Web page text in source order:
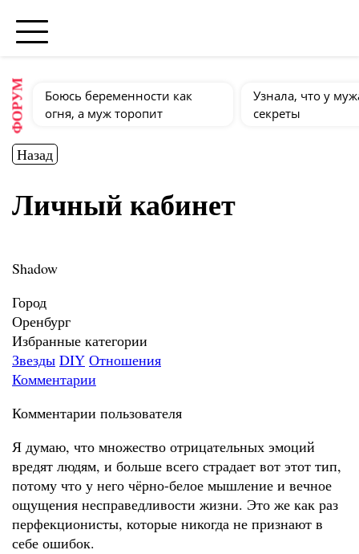
ФОРУМ
Боюсь беременности как
огня, а муж торопит
Узнала, что у
секреты
Назад
Личный кабинет
Shadow
Город
Оренбург
Избранные категории
Звезды DIY Отношения
Комментарии
Комментарии пользователя
Я думаю, что множество отрицательных эмоций
вредят людям, и больше всего страдает вот этот тип,
потому что у него чёрно-белое мышление и вечное
ощущения несправедливости жизни. Это же как раз
перфекционисты, которые никогда не признают в
себе ошибок.